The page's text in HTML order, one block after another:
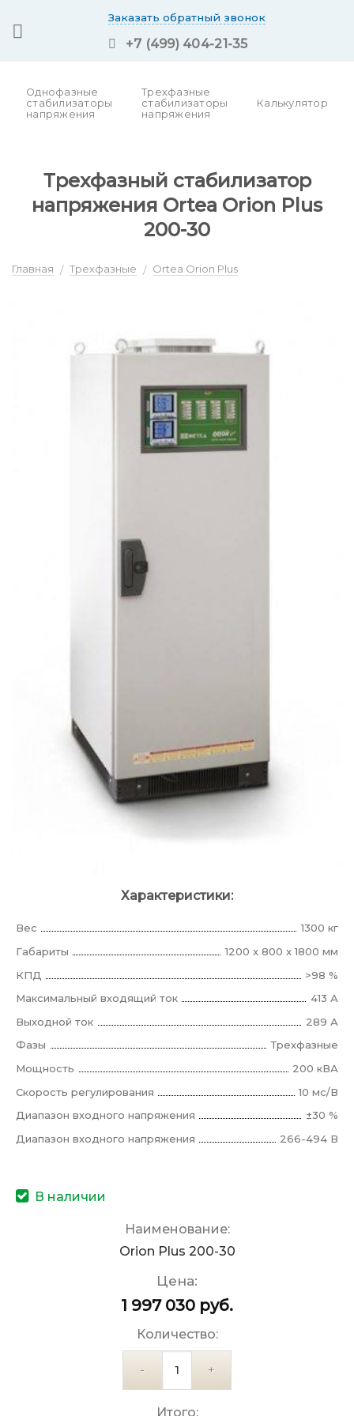
to
Заказать обратный звонок
+7 (499) 404-21-35
Однофазные
стабилизаторы
напряжения
Трехфазные
стабилизаторы
напряжения
Калькулятор
Трехфазный стабилизатор
напряжения Ortea Orion Plus
200-30
Главная / Трехфазные / Ortea Orion Plus
Характеристики:
Вес
1300 кг
Габариты
1200 x 800 x 1800 мм
КПД
>98 %
Максимальный входящий ток
413 А
Выходной ток
289 А
Фазы
Трехфазные
Мощность
200 кВА
Скорость регулирования
10 мс/В
Диапазон входного напряжения
±30 %
Диапазон входного напряжения
266-494 В
В наличии
Наименование:
Orion Plus 200-30
Цена:
1 997 030 руб.
Количество:
Итого: